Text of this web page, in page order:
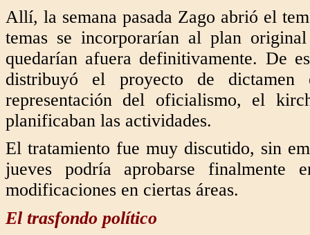
Allí, la semana pasada Zago abrió el
temas se incorporarían al plan
quedarían afuera definitivamente. De
distribuyó el proyecto de
representación del oficialismo, el
planificaban las actividades.
El tratamiento fue muy discutido, sin
jueves podría aprobarse
modificaciones en ciertas áreas.
El trasfondo político